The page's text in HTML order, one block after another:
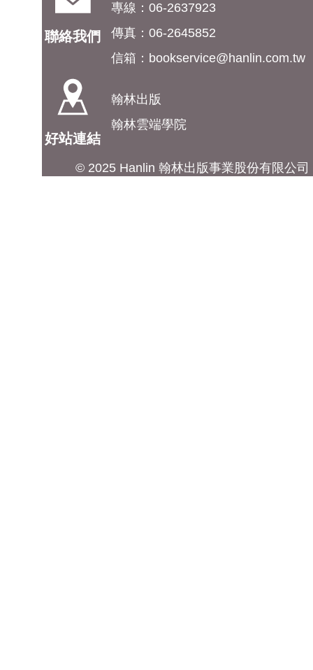
聯絡我們
專線：06-2637923
傳真：06-2645852
信箱： bookservice@hanlin.com.tw
好站連結
翰林出版
翰林雲端學院
© 2025 Hanlin 翰林出版事業股份有限公司